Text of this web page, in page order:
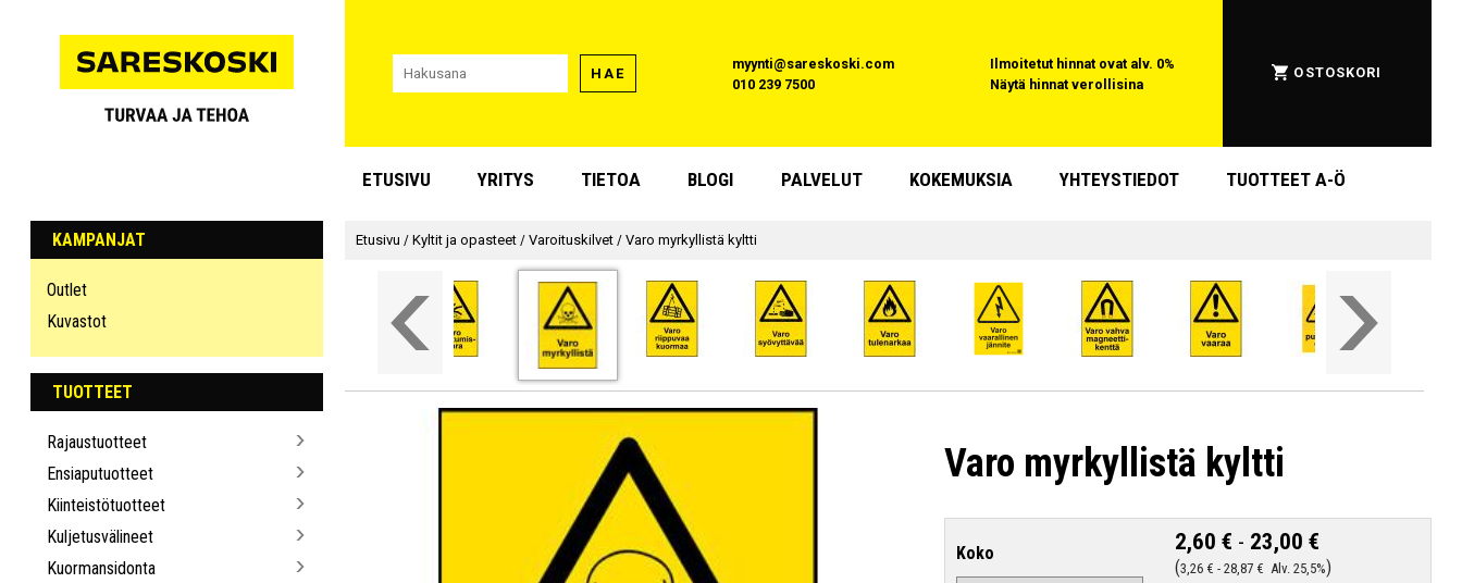
HAE
myynti@sareskoski.com
010 239 7500
Ilmoitetut hinnat ovat alv. 0%
Näytä hinnat verollisina
OSTOSKORI
ETUSIVU YRITYS TIETOA BLOGI PALVELUT KOKEMUKSIA YHTEYSTIEDOT TUOTTEET A-Ö
KAMPANJAT
Outlet
Kuvastot
TUOTTEET
Rajaustuotteet
Ensiaputuotteet
Kiinteistötuotteet
Kuljetusvälineet
Kuormansidonta
Etusivu /Kyltit ja opasteet /Varoituskilvet /Varo myrkyllistä kyltti
Varo myrkyllistä kyltti
Koko 2,60 € - 23,00 €
3,26 € - 28,87 € Alv. 25,5%